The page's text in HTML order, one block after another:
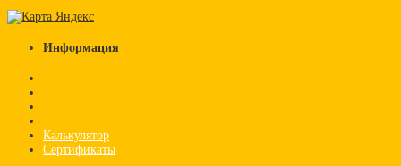
Информация
Калькулятор
Сертификаты